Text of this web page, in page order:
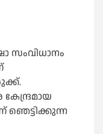
സംവിധാനം
‍ഞെട്ടിക്കുന്ന